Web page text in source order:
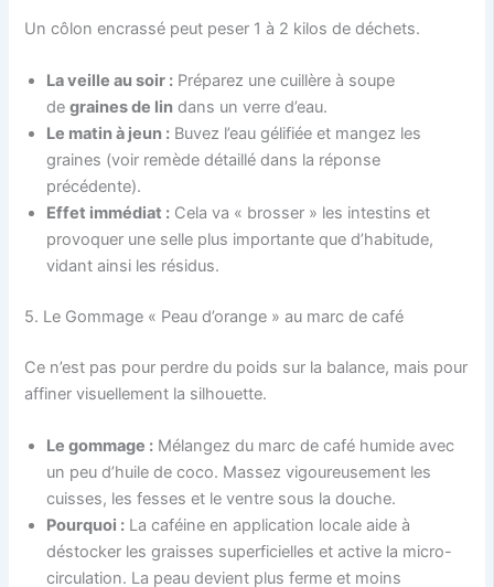
Un côlon encrassé peut peser 1 à 2 kilos de déchets.
La veille au soir : Préparez une cuillère à soupe
degraines de lin dans un verre d’eau.
Le matin à jeun : Buvez l’eau gélifiée et mangez les
graines (voir remède détaillé dans la réponse
précédente).
Effet immédiat : Cela va « brosser » les intestins et
provoquer une selle plus importante que d’habitude,
vidant ainsi les résidus.
5. Le Gommage « Peau d’orange » au marc de café
Ce n’est pas pour perdre du poids sur la balance, mais pour
affiner visuellement la silhouette.
Le gommage : Mélangez du marc de café humide avec
un peu d’huile de coco. Massez vigoureusement les
cuisses, les fesses et le ventre sous la douche.
Pourquoi : La caféine en application locale aide à
déstocker les graisses superficielles et active la micro-
circulation. La peau devient plus ferme et moins